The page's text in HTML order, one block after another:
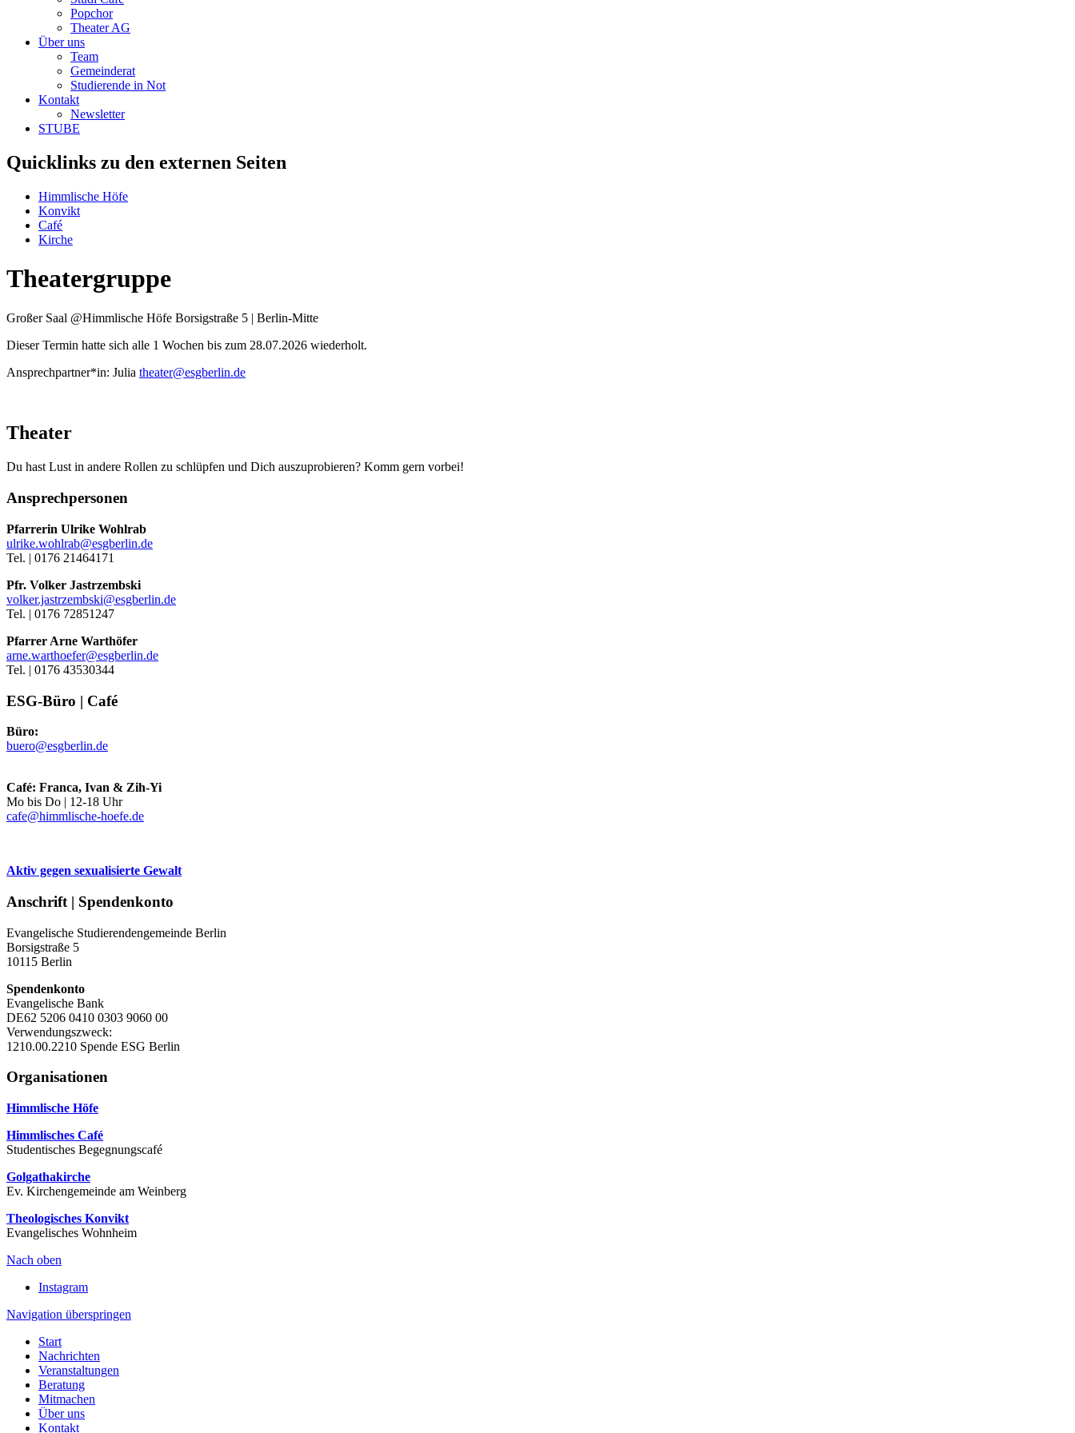
Popchor
Theater AG
Über uns
Team
Gemeinderat
Studierende in Not
Kontakt
Newsletter
STUBE
Quicklinks zu den externen Seiten
Himmlische Höfe
Konvikt
Café
Kirche
Theatergruppe
Großer Saal @Himmlische Höfe Borsigstraße 5 | Berlin-Mitte
Dieser Termin hatte sich alle 1 Wochen bis zum 28.07.2026 wiederholt.
Ansprechpartner*in: Julia theater@esgberlin.de
Theater
Du hast Lust in andere Rollen zu schlüpfen und Dich auszuprobieren? Komm gern vorbei!
Ansprechpersonen
Pfarrerin Ulrike Wohlrab
ulrike.wohlrab@esgberlin.de
Tel. | 0176 21464171
Pfr. Volker Jastrzembski
volker.jastrzembski@esgberlin.de
Tel. | 0176 72851247
Pfarrer Arne Warthöfer
arne.warthoefer@esgberlin.de
Tel. | 0176 43530344
ESG-Büro | Café
Büro:
buero@esgberlin.de
Café: Franca, Ivan & Zih-Yi
Mo bis Do | 12-18 Uhr
cafe@himmlische-hoefe.de
Aktiv gegen sexualisierte Gewalt
Anschrift | Spendenkonto
Evangelische Studierendengemeinde Berlin
Borsigstraße 5
10115 Berlin
Spendenkonto
Evangelische Bank
DE62 5206 0410 0303 9060 00
Verwendungszweck:
1210.00.2210 Spende ESG Berlin
Organisationen
Himmlische Höfe
Himmlisches Café
Studentisches Begegnungscafé
Golgathakirche
Ev. Kirchengemeinde am Weinberg
Theologisches Konvikt
Evangelisches Wohnheim
Nach oben
Instagram
Navigation überspringen
Start
Nachrichten
Veranstaltungen
Beratung
Mitmachen
Über uns
Kontakt